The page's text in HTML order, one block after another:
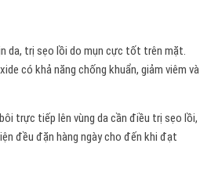
da, trị sẹo lồi do mụn cực tốt trên mặt.
có khả năng chống khuẩn, giảm viêm và
trực tiếp lên vùng da cần điều trị sẹo lồi,
đều đặn hàng ngày cho đến khi đạt